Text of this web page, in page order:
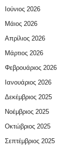
Ιούνιος 2026
Μάιος 2026
Απρίλιος 2026
Μάρτιος 2026
Φεβρουάριος 2026
Ιανουάριος 2026
Δεκέμβριος 2025
Νοέμβριος 2025
Οκτώβριος 2025
Σεπτέμβριος 2025